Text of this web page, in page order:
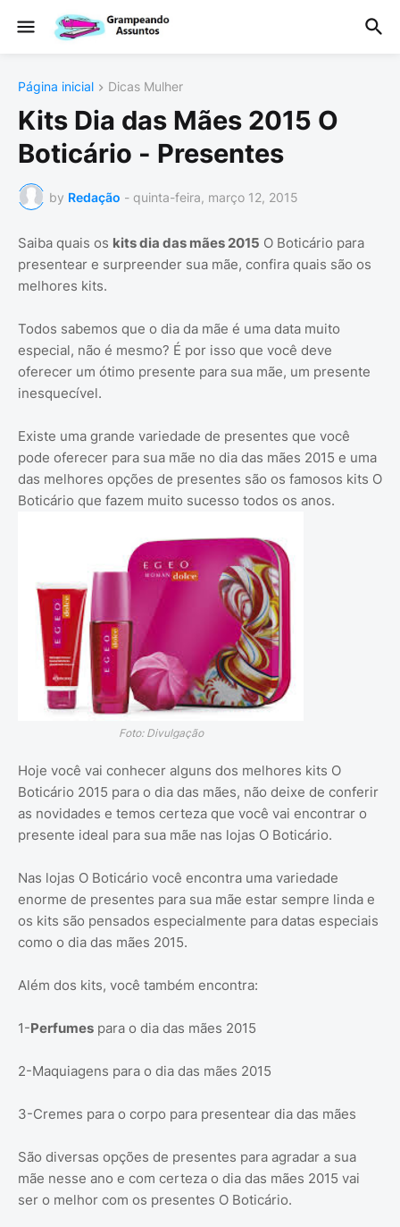
Página inicial Dicas Mulher
Kits Dia das Mães 2015 O
Boticário - Presentes
by Redação - quinta-feira, março 12, 2015
Saiba quais os kits dia das mães 2015 O Boticário para
presentear e surpreender sua mãe, confira quais são os
melhores kits.
Todos sabemos que o dia da mãe é uma data muito
especial, não é mesmo? É por isso que você deve
oferecer um ótimo presente para sua mãe, um presente
inesquecível.
Existe uma grande variedade de presentes que você
pode oferecer para sua mãe no dia das mães 2015 e uma
das melhores opções de presentes são os famosos kits O
Boticário que fazem muito sucesso todos os anos.
Foto: Divulgação
Hoje você vai conhecer alguns dos melhores kits O
Boticário 2015 para o dia das mães, não deixe de conferir
as novidades e temos certeza que você vai encontrar o
presente ideal para sua mãe nas lojas O Boticário.
Nas lojas O Boticário você encontra uma variedade
enorme de presentes para sua mãe estar sempre linda e
os kits são pensados especialmente para datas especiais
como o dia das mães 2015.
Além dos kits, você também encontra:
1-Perfumes para o dia das mães 2015
2-Maquiagens para o dia das mães 2015
3-Cremes para o corpo para presentear dia das mães
São diversas opções de presentes para agradar a sua
mãe nesse ano e com certeza o dia das mães 2015 vai
ser o melhor com os presentes O Boticário.